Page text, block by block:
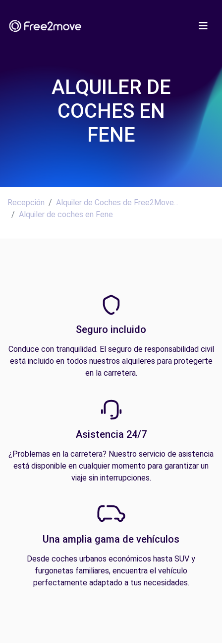
ALQUILER DE
COCHES EN
FENE
Recepción
Alquiler de Coches de Free2Move...
Alquiler de coches en Fene
Seguro incluido
Conduce con tranquilidad. El seguro de responsabilidad civil
está incluido en todos nuestros alquileres para protegerte
en la carretera.
Asistencia 24/7
¿Problemas en la carretera? Nuestro servicio de asistencia
está disponible en cualquier momento para garantizar un
viaje sin interrupciones.
Una amplia gama de vehículos
Desde coches urbanos económicos hasta SUV y
furgonetas familiares, encuentra el vehículo
perfectamente adaptado a tus necesidades.